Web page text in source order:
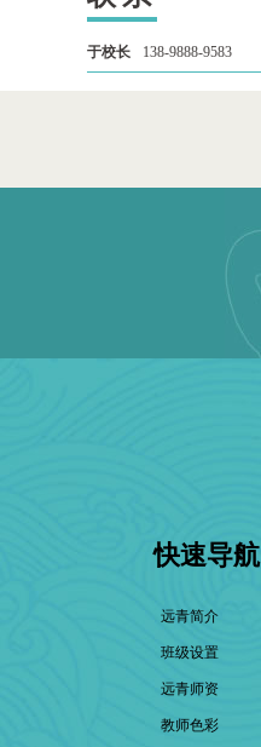
于校长 138-9888-9583
快速导航
远青简介
班级设置
远青师资
教师色彩